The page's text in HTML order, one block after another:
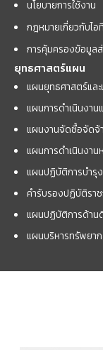
นโยบายการใช้งาน
กฎหมายเกี่ยวกับไอที
การคุ้มครองข้อมูล
ยุทธศาสตร์แผน
แผนยุทธศาสตร์และ
แผนการดำเนินงาน
แผนงานจัดซื้อจัดจ้
แผนการดำเนินงา
แผนปฏิบัติการบำรุ
คำรับรองปฏิบัติรา
แผนปฏิบัติการด้าน
แผนบริหารทรัพยา